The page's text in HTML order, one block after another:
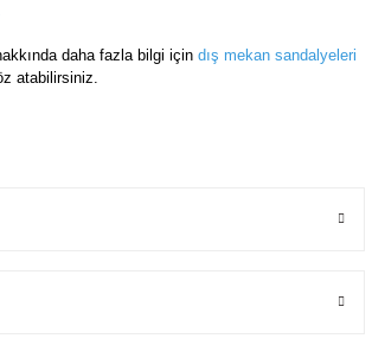
daha fazla bilgi için dış mekan sandalyeleri
atabilirsiniz.